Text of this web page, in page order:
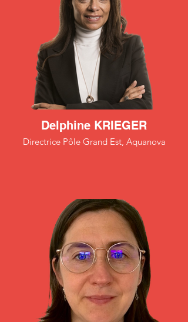
Delphine KRIEGER
Directrice Pôle Grand Est, Aquanova